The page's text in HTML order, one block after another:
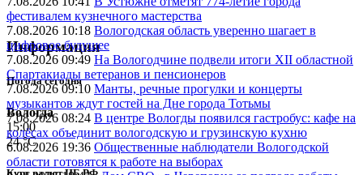
фестивалем кузнечного мастерства
7.08.2026 10:18 Вологодская область уверенно шагает в
цифровое будущее
7.08.2026 09:49 На Вологодчине подвели итоги XII областной
Спартакиады ветеранов и пенсионеров
7.08.2026 09:10 Манты, речные прогулки и концерты
музыкантов ждут гостей на Дне города Тотьмы
7.08.2026 08:24 В центре Вологды появился гастробус: кафе на
колёсах объединит вологодскую и грузинскую кухню
6.08.2026 19:36 Общественные наблюдатели Вологодской
области готовятся к работе на выборах
Информация
Погода сегодня
Вологда
15:00
24 °C